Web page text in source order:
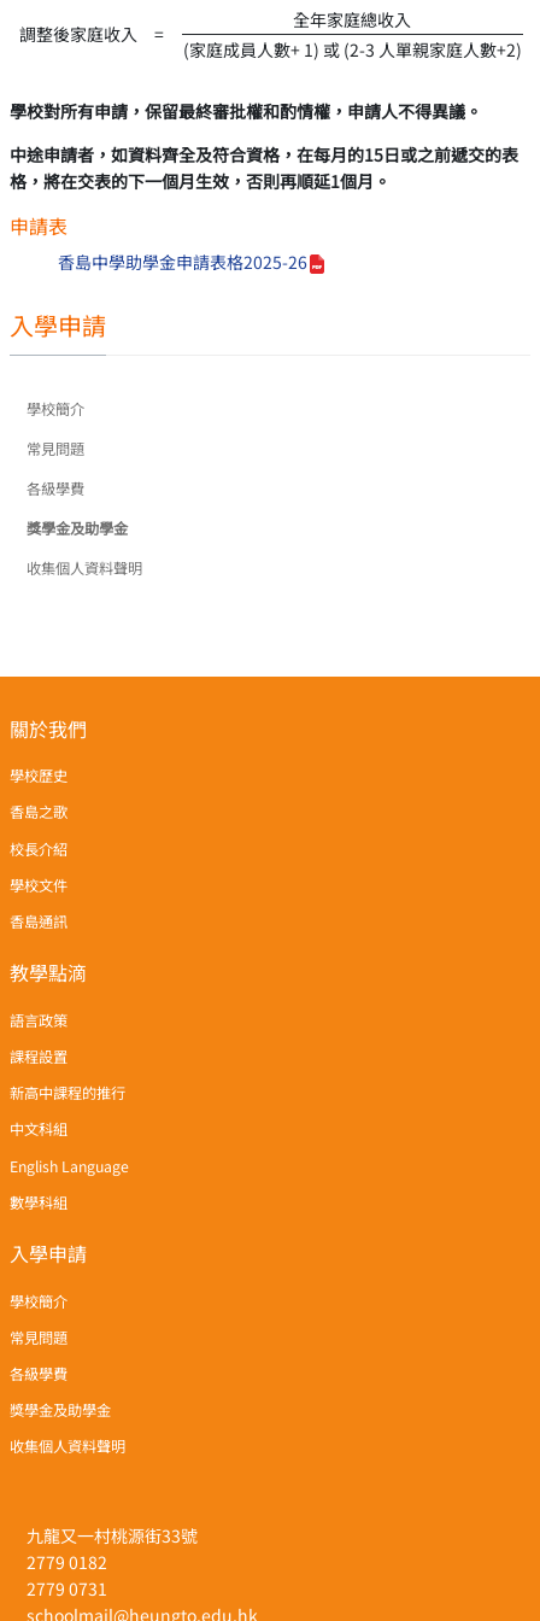
調整後家庭收入 =
全年家庭總收入
(家庭成員人數+ 1) 或 (2-3 人單親家庭人數+2)
學校對所有申請，保留最終審批權和酌情權，申請人不得異議。
中途申請者，如資料齊全及符合資格，在每月的15日或之前遞交的表
格，將在交表的下一個月生效，否則再順延1個月。
申請表
香島中學助學金申請表格2025-26
入學申請
學校簡介
常見問題
各級學費
獎學金及助學金
收集個人資料聲明
九龍又一村桃源街33號
2779 0182
2779 0731
schoolmail@heungto.edu.hk
關於我們
學校歷史
香島之歌
校長介紹
學校文件
香島通訊
教學點滴
語言政策
課程設置
新高中課程的推行
中文科組
English Language
數學科組
入學申請
學校簡介
常見問題
各級學費
獎學金及助學金
收集個人資料聲明